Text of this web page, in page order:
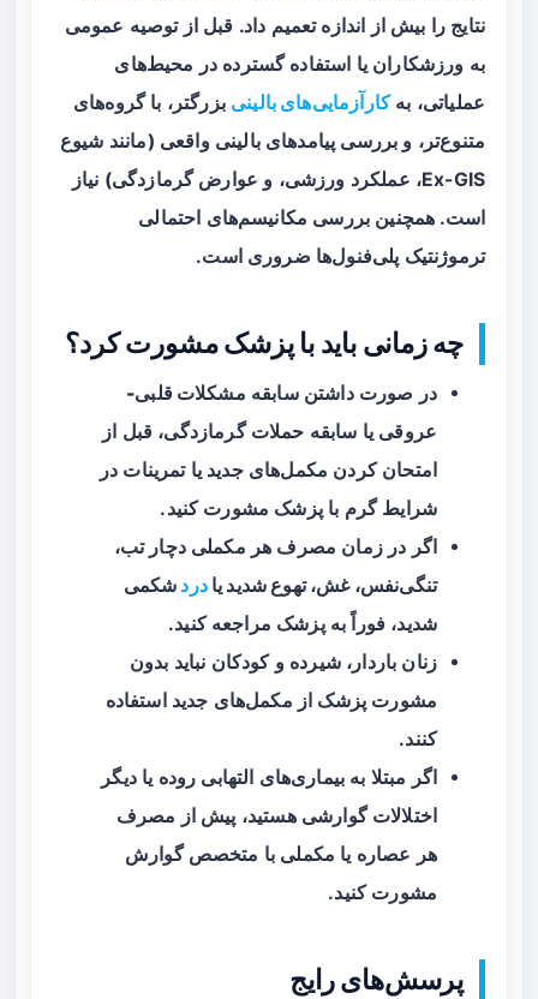
نتایج را بیش از اندازه تعمیم داد. قبل از توصیه عمومی
به ورزشکاران یا استفاده گسترده در محیط‌های
عملیاتی، بهکارآزمایی‌های بالینی بزرگتر، با گروه‌های
متنوع‌تر، و بررسی پیامدهای بالینی واقعی (مانند شیوع
Ex-GIS، عملکرد ورزشی، و عوارض گرمازدگی) نیاز
است. همچنین بررسی مکانیسم‌های احتمالی
ترموژنتیک پلی‌فنول‌ها ضروری است.
چه زمانی باید با پزشک مشورت کرد؟
در صورت داشتن سابقه مشکلات قلبی-
عروقی یا سابقه حملات گرمازدگی، قبل از
امتحان کردن مکمل‌های جدید یا تمرینات در
شرایط گرم با پزشک مشورت کنید.
اگر در زمان مصرف هر مکملی دچارتب،
تنگی‌نفس، غش، تهوع شدید یادرد شکمی
شدید، فوراً به پزشک مراجعه کنید.
زنان باردار، شیرده و کودکان نباید بدون
مشورت پزشک از مکمل‌های جدید استفاده
کنند.
اگر مبتلا به بیماری‌های التهابی روده یا دیگر
اختلالات گوارشی هستید، پیش از مصرف
هر عصاره یا مکملی با متخصص گوارش
مشورت کنید.
پرسش‌های رایج